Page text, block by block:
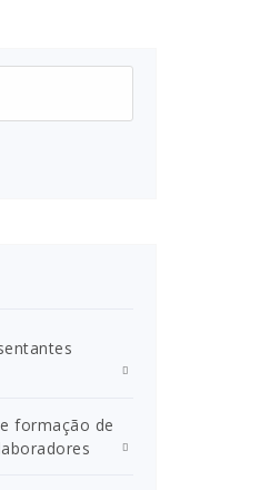
formação de